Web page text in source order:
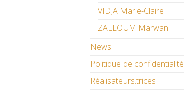
VIDJA Marie-Claire
ZALLOUM Marwan
News
Politique de confidentialité
Réalisateurs.trices